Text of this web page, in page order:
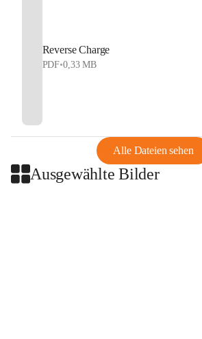
Reverse Charge
PDF•0,33 MB
Alle Dateien sehen
Ausgewählte Bilder